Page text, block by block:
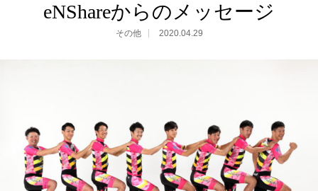
eNShareからのメッセージ
その他 2020.04.29